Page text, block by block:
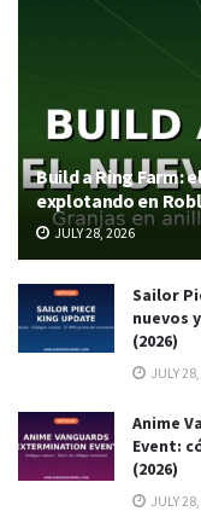
Build a Ring Farm:
explotando en
JULY 28, 2026
Sailor
nuevos
(2026)
JULY
Anime
Event:
(2026)
JULY